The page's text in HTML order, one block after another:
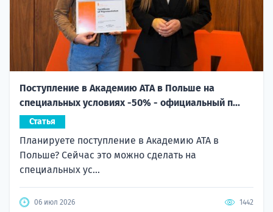
Поступление в Академию ATA в Польше на
специальных условиях -50% - официальный п...
Статья
Планируете поступление в Академию ATA в
Польше? Сейчас это можно сделать на
специальных ус...
06 июл 2026 1442